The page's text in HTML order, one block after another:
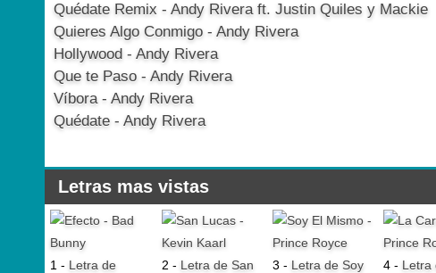
Quédate Remix - Andy Rivera ft. Justin Quiles y Mackie
Quieres Algo Conmigo - Andy Rivera
Hollywood - Andy Rivera
Que te Paso - Andy Rivera
Víbora - Andy Rivera
Quédate - Andy Rivera
Letras mas vistas
1 - Letra de 2 - Letra de San 3 - Letra de Soy 4 - Letra